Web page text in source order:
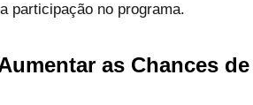
participação no programa.
as Chances de